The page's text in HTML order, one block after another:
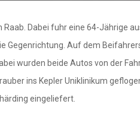
Dabei fuhr eine 64-Jährige
Gegenrichtung. Auf dem
wurden beide Autos von der
ins Kepler Uniklinikum
eingeliefert.